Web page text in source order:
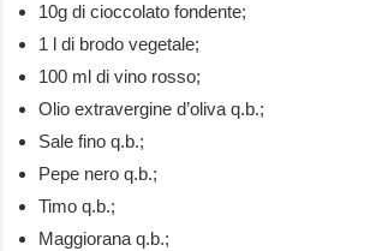
10g di cioccolato fondente;
1 l di brodo vegetale;
100 ml di vino rosso;
Olio extravergine d’oliva q.b.;
Sale fino q.b.;
Pepe nero q.b.;
Timo q.b.;
Maggiorana q.b.;